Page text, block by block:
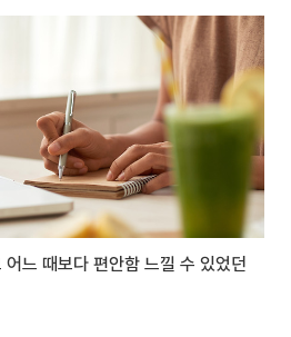
느 때보다 편안함 느낄 수 있었던